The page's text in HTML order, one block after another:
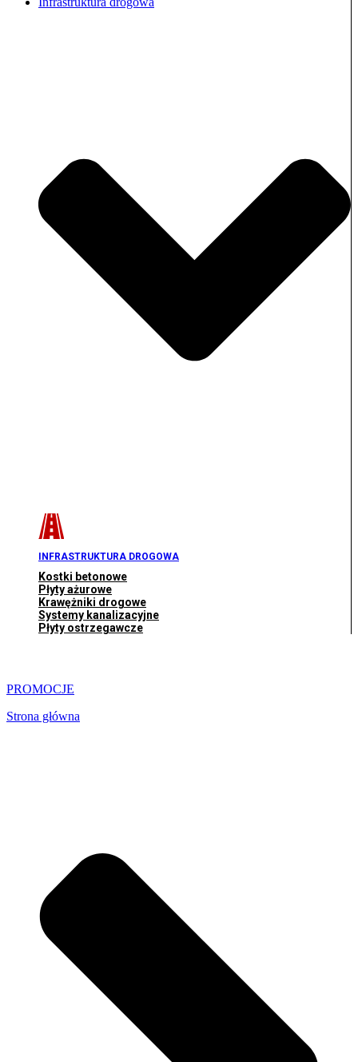
INFRASTRUKTURA DROGOWA
Kostki betonowe
Płyty ażurowe
Krawężniki drogowe
Systemy kanalizacyjne
Płyty ostrzegawcze
PROMOCJE
Strona główna